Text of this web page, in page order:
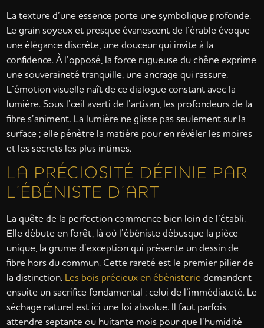
La texture d’une essence porte une symbolique profonde.
Le grain soyeux et presque évanescent de l’érable évoque
une élégance discrète, une douceur qui invite à la
confidence. À l’opposé, la force rugueuse du chêne exprime
une souveraineté tranquille, une ancrage qui rassure.
L’émotion visuelle naît de ce dialogue constant avec la
lumière. Sous l’œil averti de l’artisan, les profondeurs de la
fibre s’animent. La lumière ne glisse pas seulement sur la
surface ; elle pénètre la matière pour en révéler les moires
et les secrets les plus intimes.
LA PRÉCIOSITÉ DÉFINIE PAR
L’ÉBÉNISTE D’ART
La quête de la perfection commence bien loin de l’établi.
Elle débute en forêt, là où l’ébéniste débusque la pièce
unique, la grume d’exception qui présente un dessin de
fibre hors du commun. Cette rareté est le premier pilier de
la distinction. Les bois précieux en ébénisterie demandent
ensuite un sacrifice fondamental : celui de l’immédiateté. Le
séchage naturel est ici une loi absolue. Il faut parfois
attendre septante ou huitante mois pour que l’humidité